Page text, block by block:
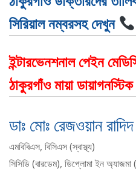
সিরিয়াল নম্বরসহ দেখুন
ইন্টারভেনশনাল পেইন
ঠাকুরগাঁও মায়া ডায়াগনস্টিক
ডাঃ মোঃ রেজওয়ান রাদিদ
এমবিবিএস, বিসিএস (স্বাস্থ্য)
সিসিডি (বারডেম), ডিপ্লোমা ইন অ্যাজমা